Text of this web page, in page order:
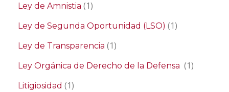
Ley de Amnistia (1)
Ley de Segunda Oportunidad (LSO) (1)
Ley de Transparencia (1)
Ley Orgánica de Derecho de la Defensa (1)
Litigiosidad (1)